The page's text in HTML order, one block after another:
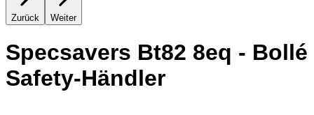
Zurück Weiter
Specsavers Bt82 8eq - Bollé
Safety-Händler